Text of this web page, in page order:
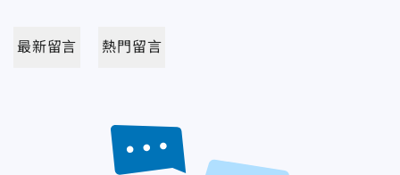
最新留言 熱門留言